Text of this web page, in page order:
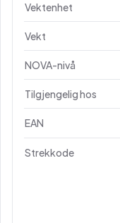
Vektenhet
Vekt
NOVA-nivå
Tilgjengelig hos
EAN
Strekkode